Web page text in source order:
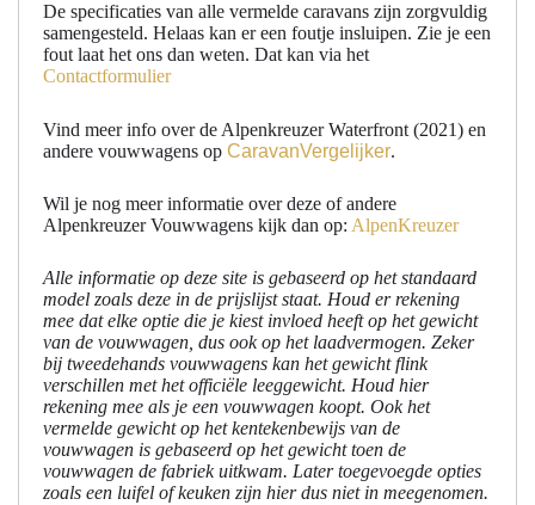
De specificaties van alle vermelde caravans zijn zorgvuldig
samengesteld. Helaas kan er een foutje insluipen. Zie je een
fout laat het ons dan weten. Dat kan via het
Contactformulier
Vind meer info over de Alpenkreuzer Waterfront (2021) en
andere vouwwagens op CaravanVergelijker.
Wil je nog meer informatie over deze of andere
Alpenkreuzer Vouwwagens kijk dan op: AlpenKreuzer
Alle informatie op deze site is gebaseerd op het standaard
model zoals deze in de prijslijst staat. Houd er rekening
mee dat elke optie die je kiest invloed heeft op het gewicht
van de vouwwagen, dus ook op het laadvermogen. Zeker
bij tweedehands vouwwagens kan het gewicht flink
verschillen met het officiële leeggewicht. Houd hier
rekening mee als je een vouwwagen koopt. Ook het
vermelde gewicht op het kentekenbewijs van de
vouwwagen is gebaseerd op het gewicht toen de
vouwwagen de fabriek uitkwam. Later toegevoegde opties
zoals een luifel of keuken zijn hier dus niet in meegenomen.